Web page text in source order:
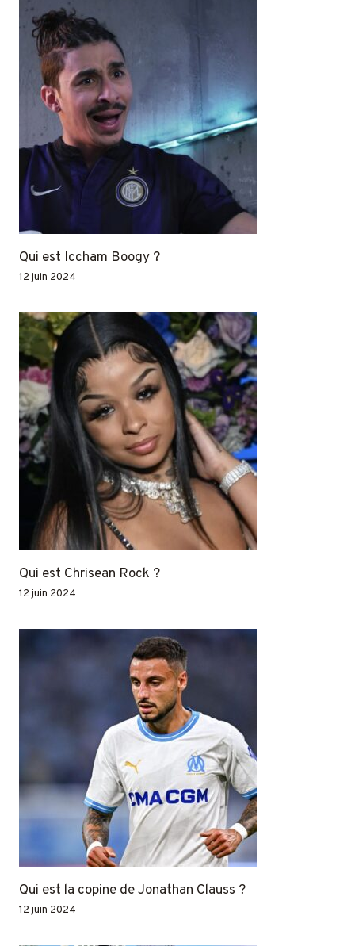
Qui est Iccham Boogy ?
12 juin 2024
Qui est Chrisean Rock ?
12 juin 2024
Qui est la copine de Jonathan Clauss ?
12 juin 2024